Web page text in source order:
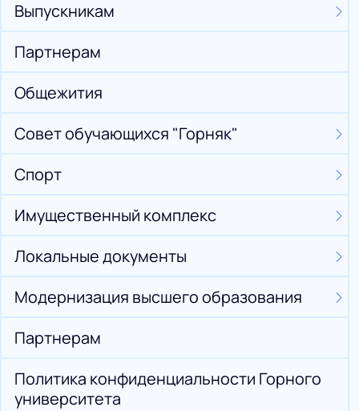
Выпускникам
Партнерам
Общежития
Совет обучающихся "Горняк"
Спорт
Имущественный комплекс
Локальные документы
Модернизация высшего образования
Партнерам
Политика конфиденциальности Горного
университета